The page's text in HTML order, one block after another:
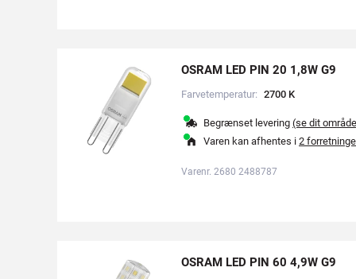
OSRAM LED PIN 20 1,8W G9
Farvetemperatur: 2700 K
Begrænset levering (se dit
Varen kan afhentes i 2
Varenr. 2680 2488787
OSRAM LED PIN 60 4,9W G9